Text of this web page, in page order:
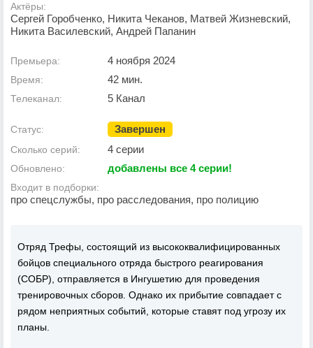
Актёры:
Сергей Горобченко, Никита Чеканов, Матвей Жизневский,
Никита Василевский, Андрей Папанин
Премьера: 4 ноября 2024
Время: 42 мин.
Телеканал: 5 Канал
Статус: Завершен
Сколько серий: 4 серии
Обновлено: добавлены все 4 серии!
Входит в подборки:
про спецслужбы, про расследования, про полицию
Отряд Трефы, состоящий из высококвалифицированных
бойцов специального отряда быстрого реагирования
(СОБР), отправляется в Ингушетию для проведения
тренировочных сборов. Однако их прибытие совпадает с
рядом неприятных событий, которые ставят под угрозу их
планы.